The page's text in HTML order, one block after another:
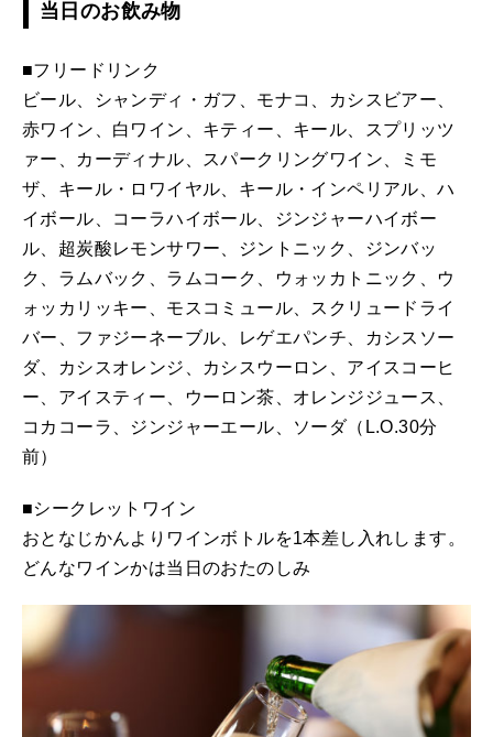
当日のお飲み物
■フリードリンク
ビール、シャンディ・ガフ、モナコ、カシスビアー、
赤ワイン、白ワイン、キティー、キール、スプリッツ
ァー、カーディナル、スパークリングワイン、ミモ
ザ、キール・ロワイヤル、キール・インペリアル、ハ
イボール、コーラハイボール、ジンジャーハイボー
ル、超炭酸レモンサワー、ジントニック、ジンバッ
ク、ラムバック、ラムコーク、ウォッカトニック、ウ
ォッカリッキー、モスコミュール、スクリュードライ
バー、ファジーネーブル、レゲエパンチ、カシスソー
ダ、カシスオレンジ、カシスウーロン、アイスコーヒ
ー、アイスティー、ウーロン茶、オレンジジュース、
コカコーラ、ジンジャーエール、ソーダ（L.O.30分
前）
■シークレットワイン
おとなじかんよりワインボトルを1本差し入れします。
どんなワインかは当日のおたのしみ